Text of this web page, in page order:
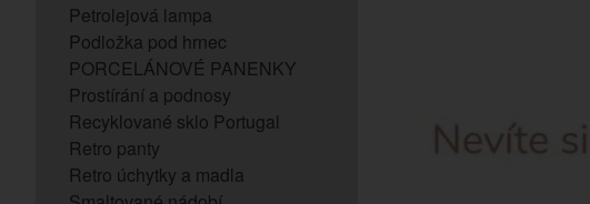
Petrolejová lampa
Podložka pod hrnec
PORCELÁNOVÉ PANENKY
Prostírání a podnosy
Recyklované sklo Portugal
Retro panty
Retro úchytky a madla